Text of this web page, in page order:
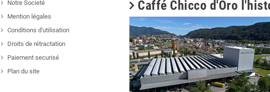
Notre Societé
Mention légales
Conditions d'utilisation
Droits de rétractation
Paiement securisé
Plan du site
Caffé Chicco d'Oro